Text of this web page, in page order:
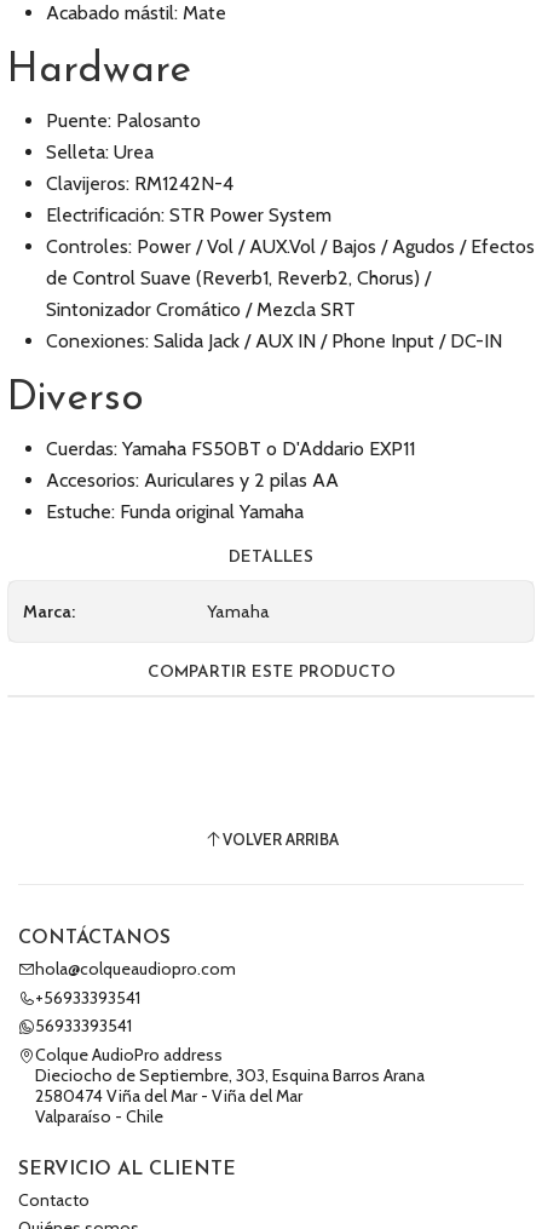
Acabado mástil: Mate
Hardware
Puente: Palosanto
Selleta: Urea
Clavijeros: RM1242N-4
Electrificación: STR Power System
Controles: Power / Vol / AUX.Vol / Bajos / Agudos / Efectos
de Control Suave (Reverb1, Reverb2, Chorus) /
Sintonizador Cromático / Mezcla SRT
Conexiones: Salida Jack / AUX IN / Phone Input / DC-IN
Diverso
Cuerdas: Yamaha FS50BT o D'Addario EXP11
Accesorios: Auriculares y 2 pilas AA
Estuche: Funda original Yamaha
DETALLES
Marca: Yamaha
COMPARTIR ESTE PRODUCTO
VOLVER ARRIBA
CONTÁCTANOS
hola@colqueaudiopro.com
+56933393541
56933393541
Colque AudioPro address
Dieciocho de Septiembre, 303, Esquina Barros Arana
2580474 Viña del Mar - Viña del Mar
Valparaíso - Chile
SERVICIO AL CLIENTE
Contacto